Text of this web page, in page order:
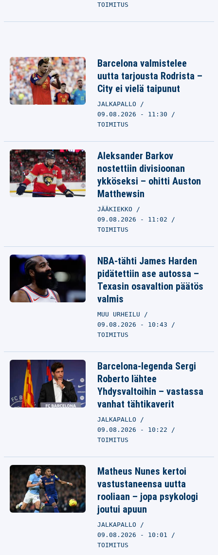
TOIMITUS
Barcelona valmistelee
uutta tarjousta Rodrista –
City ei vielä taipunut
JALKAPALLO
09.08.2026 - 11:30
TOIMITUS
Aleksander Barkov
nostettiin divisioonan
ykköseksi – ohitti Auston
Matthewsin
JÄÄKIEKKO
09.08.2026 - 11:02
TOIMITUS
NBA-tähti James Harden
pidätettiin ase autossa –
Texasin osavaltion päätös
valmis
MUU URHEILU
09.08.2026 - 10:43
TOIMITUS
Barcelona-legenda Sergi
Roberto lähtee
Yhdysvaltoihin – vastassa
vanhat tähtikaverit
JALKAPALLO
09.08.2026 - 10:22
TOIMITUS
Matheus Nunes kertoi
vastustaneensa uutta
rooliaan – jopa psykologi
joutui apuun
JALKAPALLO
09.08.2026 - 10:01
TOIMITUS